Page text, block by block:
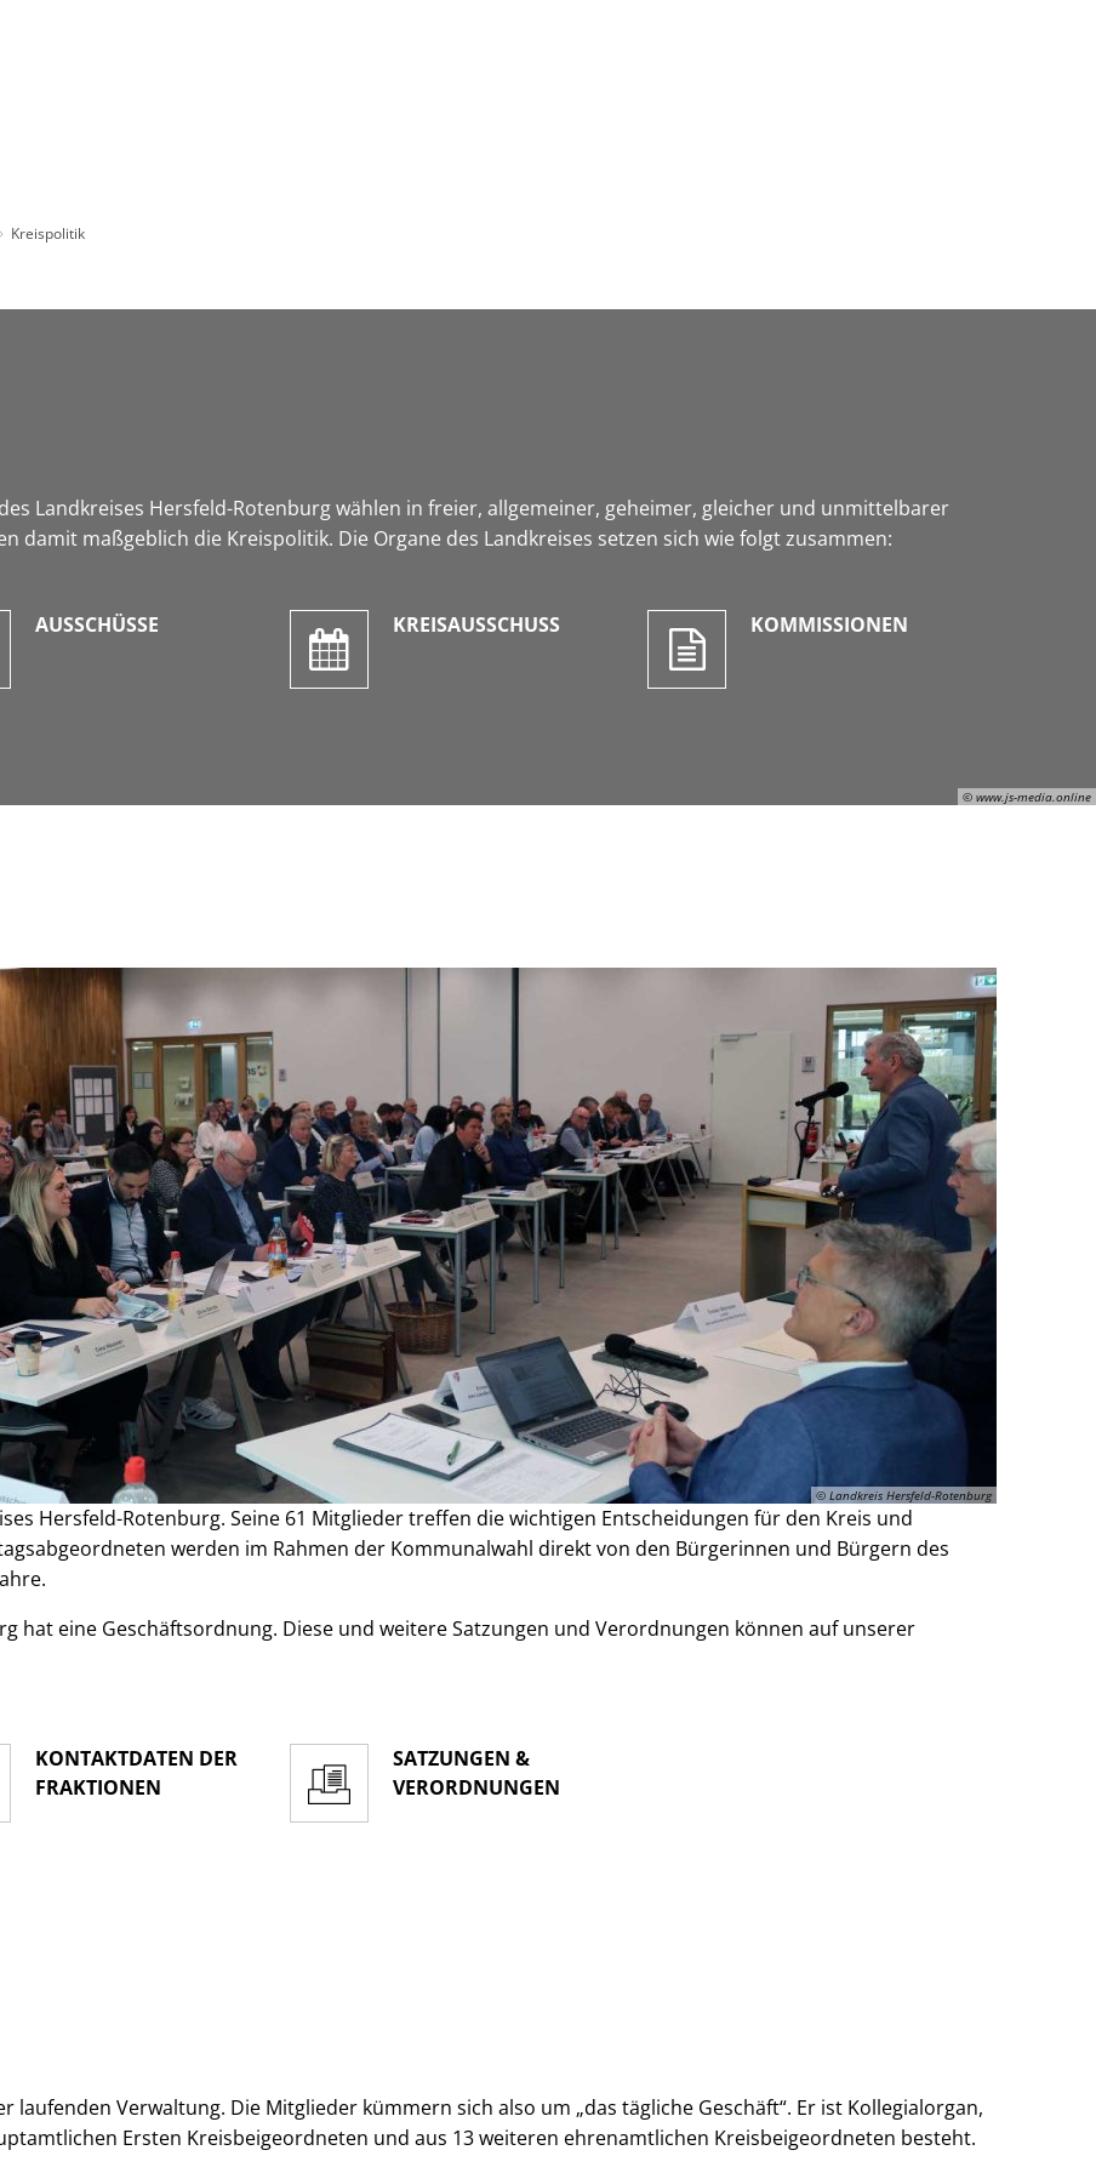
Kreispolitik
© www.js-media.online
Landkreises Hersfeld-Rotenburg wählen in freier, allgemeiner, geheimer, gleicher und unmittelbarer
damit maßgeblich die Kreispolitik. Die Organe des Landkreises setzen sich wie folgt zusammen:
AUSSCHÜSSE KREISAUSSCHUSS KOMMISSIONEN
© Landkreis Hersfeld-Rotenburg
Hersfeld-Rotenburg. Seine 61 Mitglieder treffen die wichtigen Entscheidungen für den Kreis und
werden im Rahmen der Kommunalwahl direkt von den Bürgerinnen und Bürgern des
hat eine Geschäftsordnung. Diese und weitere Satzungen und Verordnungen können auf unserer
KONTAKTDATEN DER
FRAKTIONEN
SATZUNGEN &
VERORDNUNGEN
Verwaltung. Die Mitglieder kümmern sich also um „das tägliche Geschäft“. Er ist Kollegialorgan,
Ersten Kreisbeigeordneten und aus 13 weiteren ehrenamtlichen Kreisbeigeordneten besteht.